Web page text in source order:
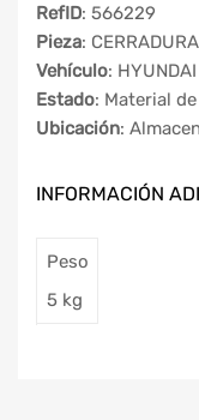
RefID: 566229
Pieza:
Vehículo:
Estado: Material
Ubicación:
INFORMACIÓN
Peso
5 kg